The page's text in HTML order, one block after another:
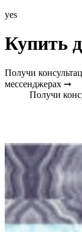
yes
Купить
Получи
мессенджерах ➞
Получи